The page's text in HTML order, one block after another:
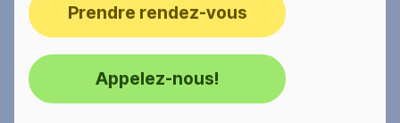
Prendre rendez-vous
Appelez-nous!